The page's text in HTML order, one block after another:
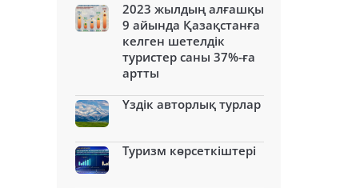
2023 жылдың алғашқы
9 айында Қазақстанға
келген шетелдік
туристер саны 37%-ға
артты
Үздік авторлық турлар
Туризм көрсеткіштері